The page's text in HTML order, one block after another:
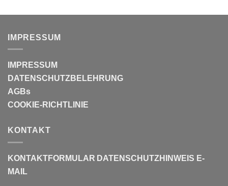
IMPRESSUM
IMPRESSUM
DATENSCHUTZBELEHRUNG
AGBs
COOKIE-RICHTLINIE
KONTAKT
KONTAKTFORMULAR DATENSCHUTZHINWEIS E-
MAIL